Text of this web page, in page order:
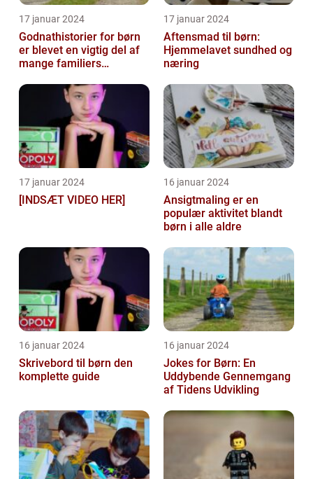
17 januar 2024
Godnathistorier for børn
er blevet en vigtig del af
mange familiers
17 januar 2024
Aftensmad til børn:
Hjemmelavet sundhed og
næring
17 januar 2024
[INDSÆT VIDEO HER]
16 januar 2024
Ansigtmaling er en
populær aktivitet blandt
børn i alle aldre
16 januar 2024
Skrivebord til børn den
komplette guide
16 januar 2024
Jokes for Børn: En
Uddybende Gennemgang
af Tidens Udvikling